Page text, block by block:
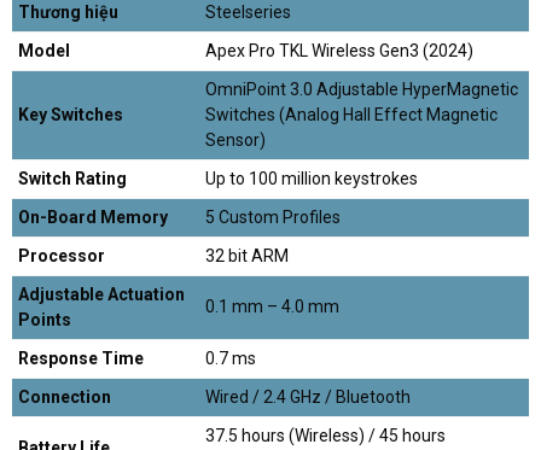
Thương hiệu
Steelseries
Model
Apex Pro TKL Wireless Gen3 (2024)
Key Switches
OmniPoint 3.0 Adjustable HyperMagnetic
Switches (Analog Hall Effect Magnetic
Sensor)
Switch Rating
Up to 100 million keystrokes
On-Board Memory
5 Custom Profiles
Processor
32 bit ARM
Adjustable Actuation
Points
0.1 mm – 4.0 mm
Response Time
0.7 ms
Connection
Wired / 2.4 GHz / Bluetooth
37.5 hours (Wireless) / 45 hours